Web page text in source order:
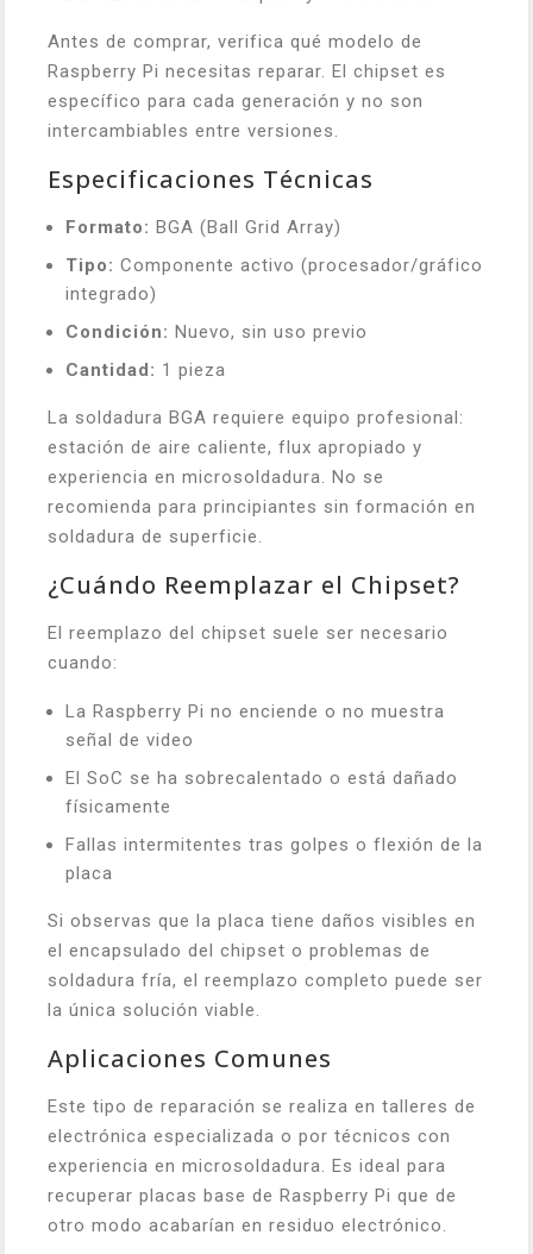
Antes de comprar, verifica qué modelo de
Raspberry Pi necesitas reparar. El chipset es
específico para cada generación y no son
intercambiables entre versiones.
Especificaciones Técnicas
Formato: BGA (Ball Grid Array)
Tipo: Componente activo (procesador/gráfico
integrado)
Condición: Nuevo, sin uso previo
Cantidad: 1 pieza
La soldadura BGA requiere equipo profesional:
estación de aire caliente, flux apropiado y
experiencia en microsoldadura. No se
recomienda para principiantes sin formación en
soldadura de superficie.
¿Cuándo Reemplazar el Chipset?
El reemplazo del chipset suele ser necesario
cuando:
La Raspberry Pi no enciende o no muestra
señal de video
El SoC se ha sobrecalentado o está dañado
físicamente
Fallas intermitentes tras golpes o flexión de la
placa
Si observas que la placa tiene daños visibles en
el encapsulado del chipset o problemas de
soldadura fría, el reemplazo completo puede ser
la única solución viable.
Aplicaciones Comunes
Este tipo de reparación se realiza en talleres de
electrónica especializada o por técnicos con
experiencia en microsoldadura. Es ideal para
recuperar placas base de Raspberry Pi que de
otro modo acabarían en residuo electrónico.